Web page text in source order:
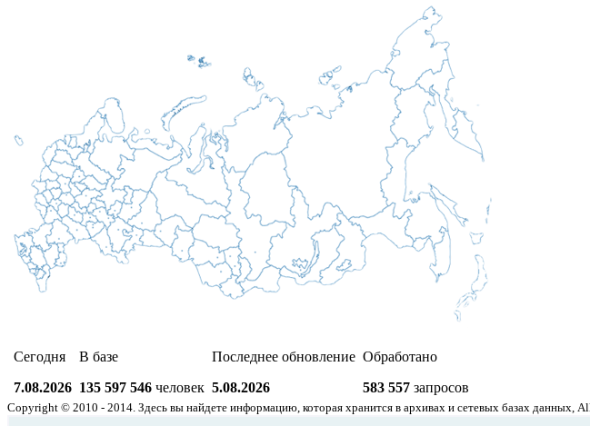
Сегодня
7.08.2026
В базе
135 597 546 человек
Последнее обновление
5.08.2026
Обработано
583 557 запросов
Copyright © 2010 - 2014. Здесь вы найдете информацию, которая хранится в архивах и сетевых базах данных,